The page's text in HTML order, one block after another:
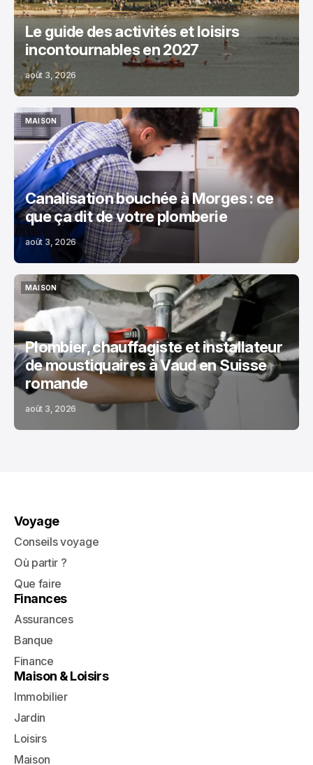
Le guide des activités et loisirs
incontournables en 2027
août 3, 2026
MAISON
MAISON
Canalisation bouchée à Morges : ce
que ça dit de votre plomberie
août 3, 2026
MAISON
MAISON
Plombier, chauffagiste et installateur
de moustiquaires à Vaud en Suisse
romande
août 3, 2026
Voyage
Conseils voyage
Où partir ?
Que faire
Finances
Assurances
Banque
Finance
Maison & Loisirs
Immobilier
Jardin
Loisirs
Maison